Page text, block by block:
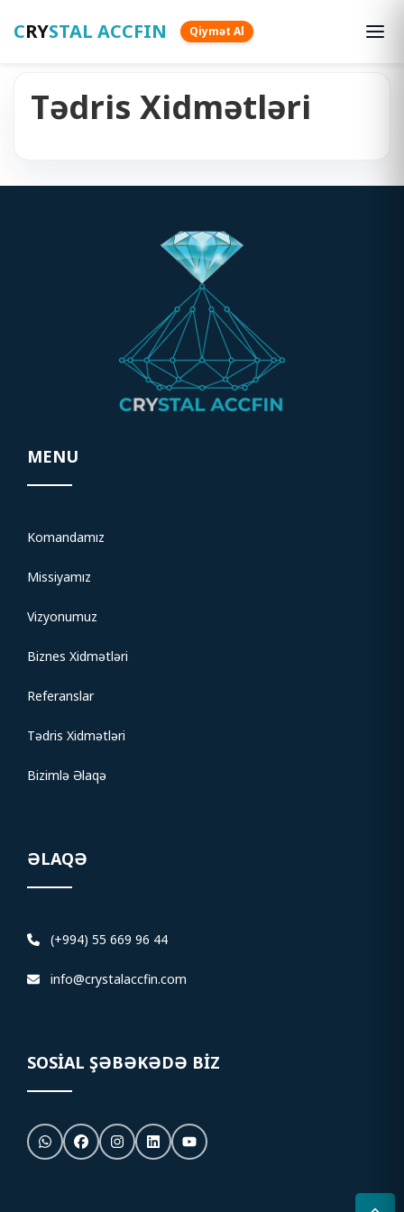
CRYSTAL ACCFIN Qiymət Al
Tədris Xidmətləri
MENU
Komandamız
Missiyamız
Vizyonumuz
Biznes Xidmətləri
Referanslar
Tədris Xidmətləri
Bizimlə Əlaqə
ƏLAQƏ
(+994) 55 669 96 44
info@crystalaccfin.com
SOSIAL ŞƏBƏKƏDƏ BIZ